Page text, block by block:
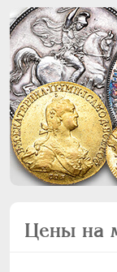
Цены на